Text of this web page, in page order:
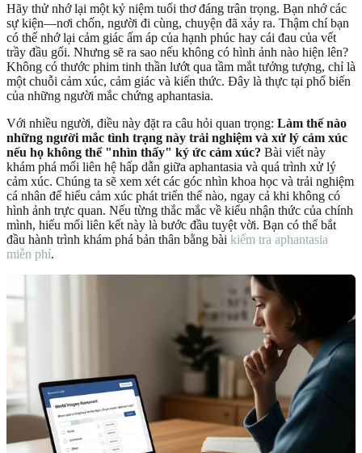
Hãy thử nhớ lại một kỷ niệm tuổi thơ đáng trân trọng. Bạn nhớ các
sự kiện—nơi chốn, người đi cùng, chuyện đã xảy ra. Thậm chí bạn
có thể nhớ lại cảm giác ấm áp của hạnh phúc hay cái đau của vết
trầy đầu gối. Nhưng sẽ ra sao nếu không có hình ảnh nào hiện lên?
Không có thước phim tinh thần lướt qua tầm mắt tưởng tượng, chỉ là
một chuỗi cảm xúc, cảm giác và kiến thức. Đây là thực tại phổ biến
của những người mắc chứng aphantasia.
Với nhiều người, điều này đặt ra câu hỏi quan trọng: Làm thế nào
những người mắc tình trạng này trải nghiệm và xử lý cảm xúc
nếu họ không thể "nhìn thấy" ký ức cảm xúc? Bài viết này
khám phá mối liên hệ hấp dẫn giữa aphantasia và quá trình xử lý
cảm xúc. Chúng ta sẽ xem xét các góc nhìn khoa học và trải nghiệm
cá nhân để hiểu cảm xúc phát triển thế nào, ngay cả khi không có
hình ảnh trực quan. Nếu từng thắc mắc về kiểu nhận thức của chính
mình, hiểu mối liên kết này là bước đầu tuyệt vời. Bạn có thể bắt
đầu hành trình khám phá bản thân bằng bài kiểm tra aphantasia
miễn phí.